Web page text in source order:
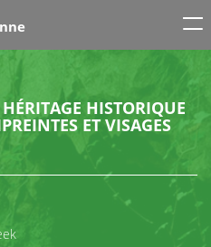
HISTORIQUE
ET VISAGES